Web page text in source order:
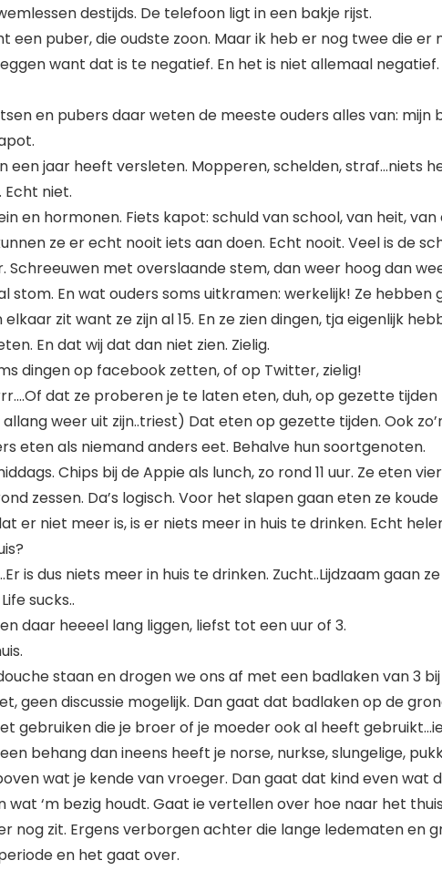
destijds. De telefoon ligt in een bakje rijst.
een puber, die oudste zoon. Maar ik heb er nog twee die
want dat is te negatief. En het is niet allemaal
en pubers daar weten de meeste ouders alles van: mijn
een jaar heeft versleten. Mopperen, schelden, straf…niets
Echt niet.
en hormonen. Fiets kapot: schuld van school, van heit,
ze er echt nooit iets aan doen. Echt nooit. Veel is de
met overslaande stem, dan weer hoog dan
stom. En wat ouders soms uitkramen: werkelijk! Ze hebben
zit want ze zijn al 15. En ze zien dingen, tja eigenlijk
En dat wij dat dan niet zien. Zielig.
dingen op facebook zetten, of op Twitter, zielig!
dat ze proberen je te laten eten, duh, op gezette
weer uit zijn..triest) Dat eten op gezette tijden. Ook
eten als niemand anders eet. Behalve hun soortgenoten.
Chips bij de Appie als lunch, zo rond 11 uur. Ze eten
zessen. Da’s logisch. Voor het slapen gaan eten ze
er niet meer is, is er niets meer in huis te drinken. Echt
is dus niets meer in huis te drinken. Zucht..Lijdzaam gaan
sucks..
daar heeeel lang liggen, liefst tot een uur of 3.
staan en drogen we ons af met een badlaken van 3
geen discussie mogelijk. Dan gaat dat badlaken op de
gebruiken die je broer of je moeder ook al heeft
behang dan ineens heeft je norse, nurkse, slungelige,
wat je kende van vroeger. Dan gaat dat kind even wat
‘m bezig houdt. Gaat ie vertellen over hoe naar het
nog zit. Ergens verborgen achter die lange ledematen
en het gaat over.